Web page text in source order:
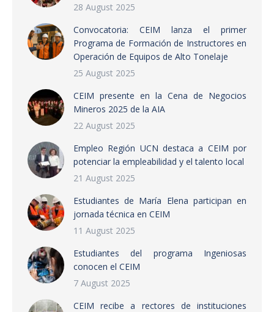
28 August 2025
Convocatoria: CEIM lanza el primer
Programa de Formación de Instructores en
Operación de Equipos de Alto Tonelaje
25 August 2025
CEIM presente en la Cena de Negocios
Mineros 2025 de la AIA
22 August 2025
Empleo Región UCN destaca a CEIM por
potenciar la empleabilidad y el talento local
21 August 2025
Estudiantes de María Elena participan en
jornada técnica en CEIM
11 August 2025
Estudiantes del programa Ingeniosas
conocen el CEIM
7 August 2025
CEIM recibe a rectores de instituciones